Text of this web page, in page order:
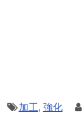
加工, 強化